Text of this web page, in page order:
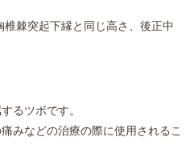
棘突起下縁と同じ高さ、後正中
るツボです。
みなどの治療の際に使用されるこ